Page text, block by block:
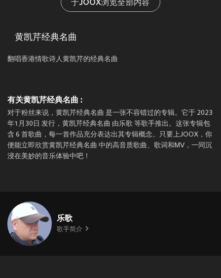
于JOOX浏览全部内容
黄凯芹经典名曲
翻唱香港情歌诗人黄凯芹的经典名曲
有关黄凯芹经典名曲 :
对于粉丝来说，黄凯芹经典名曲 是一张不容错过的专辑。它于 2023
年1月30日 发行，黄凯芹经典名曲 由乐歌 等歌手推出。这张专辑包
含 6 首歌曲，每一首作品充分表达出其专辑概念。只要上JOOX，你
便能立即欣赏黄凯芹经典名曲 中的高音质歌曲、歌词和MV，一同沉
浸在美妙的音乐体验中吧！
乐歌
歌手简介